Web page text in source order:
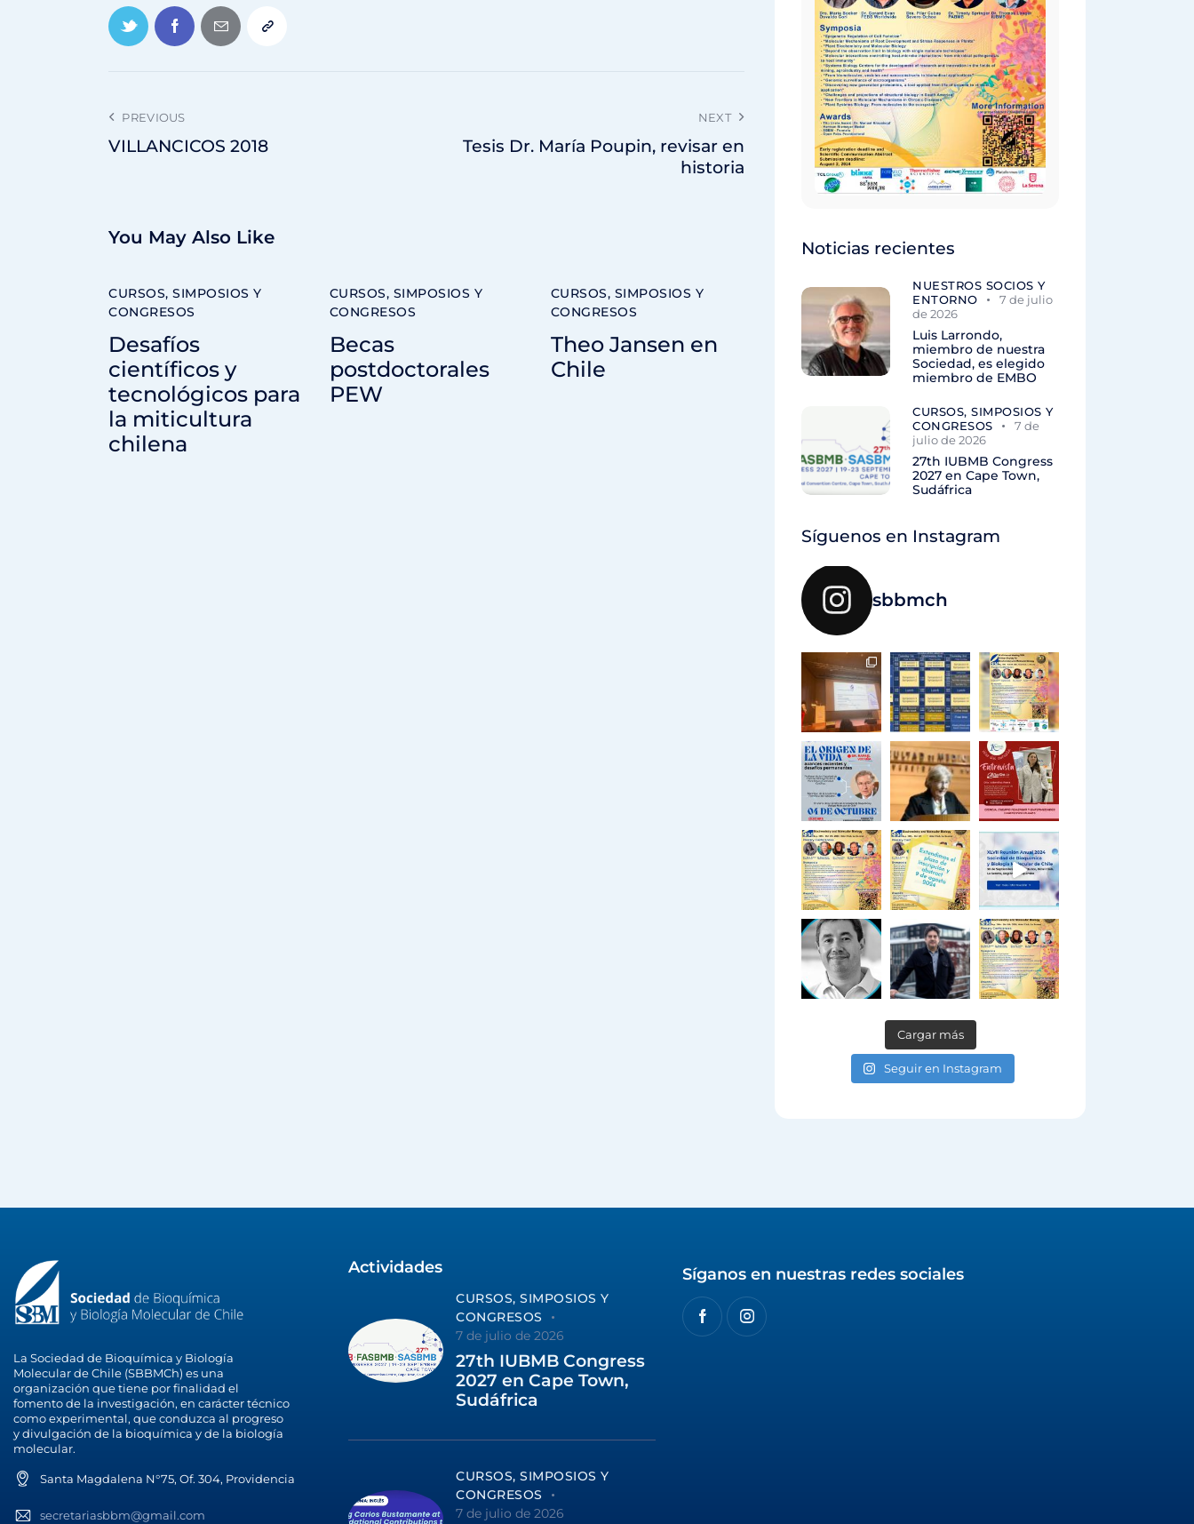
PREVIOUS
VILLANCICOS 2018
NEXT
Tesis Dr. María Poupin, revisar en
historia
You May Also Like
CURSOS, SIMPOSIOS Y
CONGRESOS
Desafíos
científicos y
tecnológicos para
la miticultura
chilena
CURSOS, SIMPOSIOS Y
CONGRESOS
Becas
postdoctorales
PEW
CURSOS, SIMPOSIOS Y
CONGRESOS
Theo Jansen en
Chile
Noticias recientes
NUESTROS SOCIOS Y
ENTORNO
7 de julio
de 2026
Luis Larrondo,
miembro de nuestra
Sociedad, es elegido
miembro de EMBO
CURSOS, SIMPOSIOS Y
CONGRESOS
7 de
julio de 2026
27th IUBMB Congress
2027 en Cape Town,
Sudáfrica
Síguenos en Instagram
sbbmch
Cargar más
Seguir en Instagram
La Sociedad de Bioquímica y Biología
Molecular de Chile (SBBMCh) es una
organización que tiene por finalidad el
fomento de la investigación, en carácter técnico
como experimental, que conduzca al progreso
y divulgación de la bioquímica y de la biología
molecular.
Santa Magdalena N°75, Of. 304, Providencia
secretariasbbm@gmail.com
Actividades
CURSOS, SIMPOSIOS Y
CONGRESOS
7 de julio de 2026
27th IUBMB Congress
2027 en Cape Town,
Sudáfrica
CURSOS, SIMPOSIOS Y
CONGRESOS
7 de julio de 2026
Síganos en nuestras redes sociales